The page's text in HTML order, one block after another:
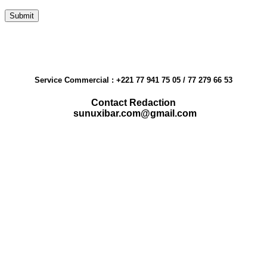
Service Commercial : +221 77 941 75 05 / 77 279 66 53
Contact Redaction
sunuxibar.com@gmail.com